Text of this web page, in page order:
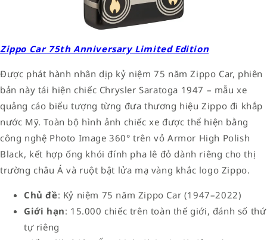
Zippo Car 75th Anniversary Limited Edition
Được phát hành nhân dịp kỷ niệm 75 năm Zippo Car, phiên
bản này tái hiện chiếc Chrysler Saratoga 1947 – mẫu xe
quảng cáo biểu tượng từng đưa thương hiệu Zippo đi khắp
nước Mỹ. Toàn bộ hình ảnh chiếc xe được thể hiện bằng
công nghệ Photo Image 360° trên vỏ Armor High Polish
Black, kết hợp ống khói đính pha lê đỏ dành riêng cho thị
trường châu Á và ruột bật lửa mạ vàng khắc logo Zippo.
Chủ đề: Kỷ niệm 75 năm Zippo Car (1947–2022)
Giới hạn: 15.000 chiếc trên toàn thế giới, đánh số thứ
tự riêng